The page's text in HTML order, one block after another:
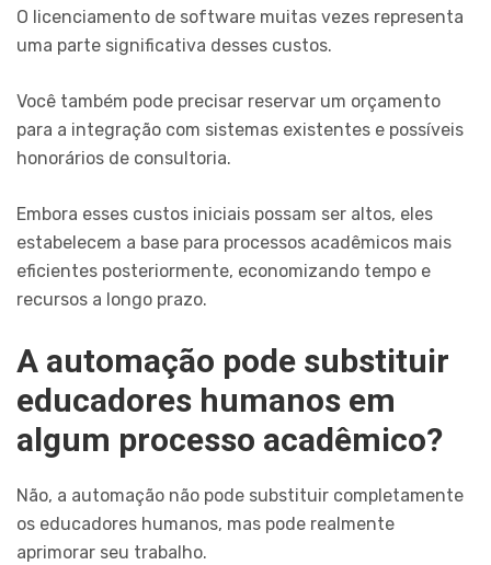
O licenciamento de software muitas vezes representa
uma parte significativa desses custos.
Você também pode precisar reservar um orçamento
para a integração com sistemas existentes e possíveis
honorários de consultoria.
Embora esses custos iniciais possam ser altos, eles
estabelecem a base para processos acadêmicos mais
eficientes posteriormente, economizando tempo e
recursos a longo prazo.
A automação pode substituir
educadores humanos em
algum processo acadêmico?
Não, a automação não pode substituir completamente
os educadores humanos, mas pode realmente
aprimorar seu trabalho.